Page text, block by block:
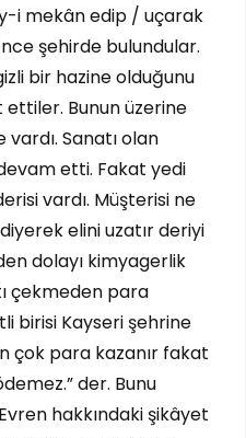
i mekân edip / uçarak
şehirde bulundular.
bir hazine olduğunu
ettiler. Bunun üzerine
vardı. Sanatı olan
etti. Fakat yedi
vardı. Müşterisi ne
elini uzatır deriyi
dolayı kimyagerlik
çekmeden para
birisi Kayseri şehrine
çok para kazanır fakat
der. Bunu
hakkındaki şikâyet